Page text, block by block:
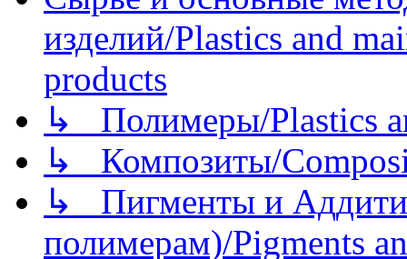
изделий/Plastics and
products
↳ Полимеры/Plastics
↳ Композиты/
↳ Пигменты и
полимерам)/Pigments